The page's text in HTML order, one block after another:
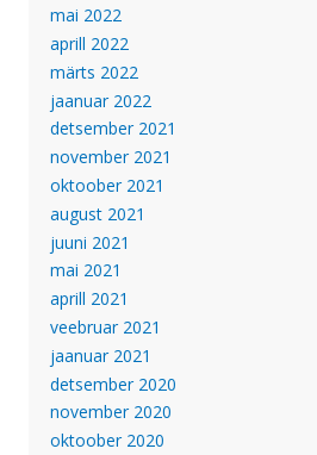
mai 2022
aprill 2022
märts 2022
jaanuar 2022
detsember 2021
november 2021
oktoober 2021
august 2021
juuni 2021
mai 2021
aprill 2021
veebruar 2021
jaanuar 2021
detsember 2020
november 2020
oktoober 2020